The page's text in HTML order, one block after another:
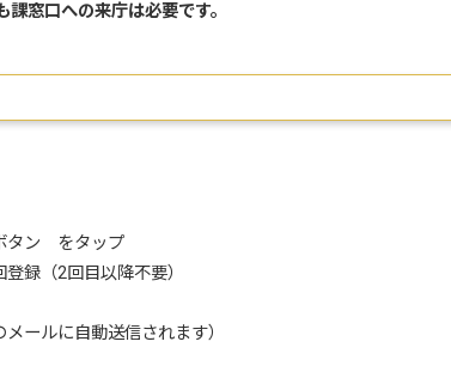
窓口への来庁は必要です。
タン をタップ
録（2回目以降不要）
ールに自動送信されます）